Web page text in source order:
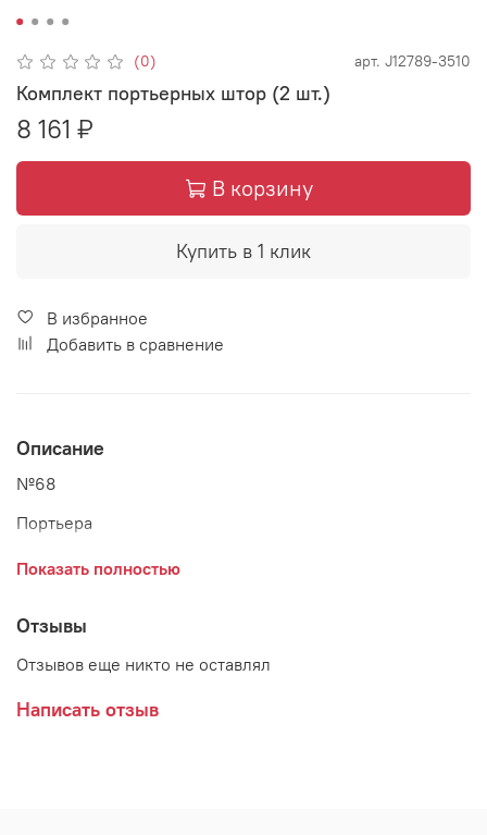
(0) арт. J12789-3510
Комплект портьерных штор (2 шт.)
8 161 ₽
В корзину
Купить в 1 клик
В избранное
Добавить в сравнение
Описание
№68
Портьера
Высота - 280 см
Отделка верха - гардинная лента
Показать полностью
Отзывы
Отзывов еще никто не оставлял
Написать отзыв